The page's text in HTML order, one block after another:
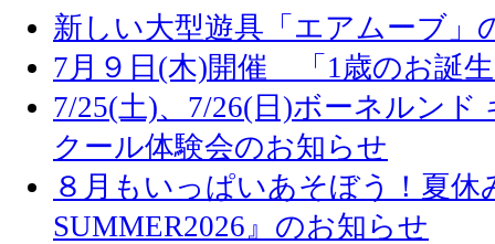
新しい大型遊具「エアムーブ」
7月９日(木)開催 「1歳のお誕
7/25(土)、7/26(日)ボーネルン
クール体験会のお知らせ
８月もいっぱいあそぼう！夏
SUMMER2026』のお知らせ